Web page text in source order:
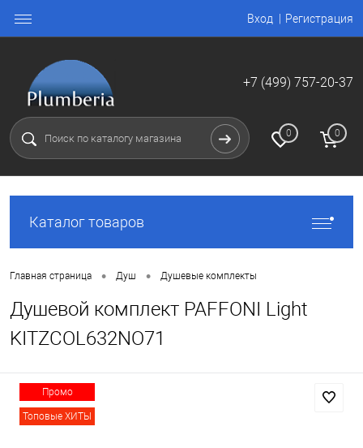
Вход Регистрация
+7 (499) 757-20-37
0 0
Каталог товаров
Главная страница • Душ • Душевые комплекты
Душевой комплект PAFFONI Light
KITZCOL632NO71
Промо
Топовые ХИТЫ